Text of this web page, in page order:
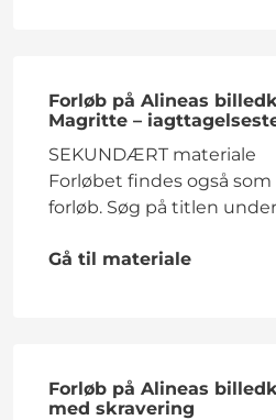
Forløb på Alineas
Magritte –
SEKUNDÆRT materiale
Forløbet findes også
forløb. Søg på titlen under
Gå til materiale
Forløb på Alineas
med skravering